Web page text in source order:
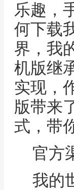
乐趣，
何下载
界，我
机版继
实现，
版带来
式，带
官方
我的